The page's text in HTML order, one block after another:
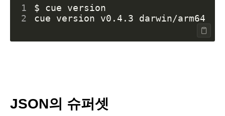
1
2
JSON의 슈퍼셋